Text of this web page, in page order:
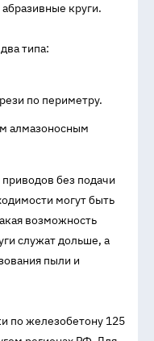
круги.
типа:
по периметру.
алмазоносным
без подачи
могут быть
возможность
служат дольше, а
пыли и
по железобетону 125